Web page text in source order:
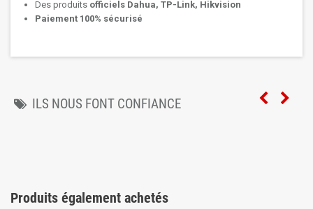
Des produits officiels Dahua, TP-Link, Hikvision
Paiement 100% sécurisé
ILS NOUS FONT CONFIANCE
Produits également achetés